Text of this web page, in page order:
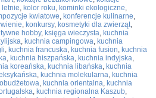
letnie, kolor roku, kominki ekologiczne,
kwiatowe, konferencje kulinarne,
, konkursy, kosmetyki dla zwierząt,
hobby, księga wieczysta, kuchnia
, kuchnia campingowa, kuchnia
, kuchnia francuska, kuchnia fusion, kuchnia
, kuchnia hiszpańska, kuchnia indyjska,
koreańska, kuchnia libańska, kuchnia
, kuchnia molekularna, kuchnia
, kuchnia orientalna, kuchnia
, kuchnia regionalna Kaszub,